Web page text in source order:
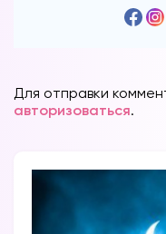
Для отправки
авторизоваться.